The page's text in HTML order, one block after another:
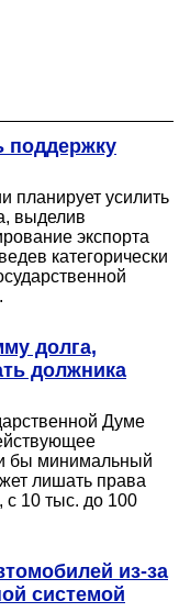
поддержку
планирует усилить
выделив
экспорта
категорически
долга,
должника
Думе
бы минимальный
лишать права
10 тыс. до 100
из-за
системой